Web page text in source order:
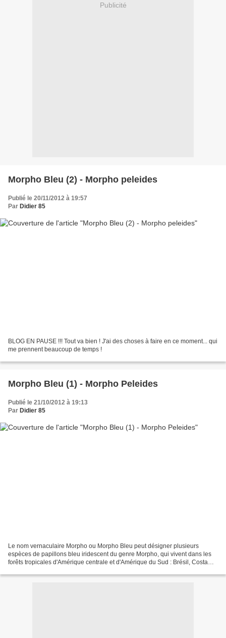
Publicité
Morpho Bleu (2) - Morpho peleides
Publié le 20/11/2012 à 19:57
Par Didier 85
BLOG EN PAUSE !!! Tout va bien ! J'ai des choses à faire en ce moment... qui
me prennent beaucoup de temps !
Morpho Bleu (1) - Morpho Peleides
Publié le 21/10/2012 à 19:13
Par Didier 85
Le nom vernaculaire Morpho ou Morpho Bleu peut désigner plusieurs
espèces de papillons bleu iridescent du genre Morpho, qui vivent dans les
forêts tropicales d'Amérique centrale et d'Amérique du Sud : Brésil, Costa